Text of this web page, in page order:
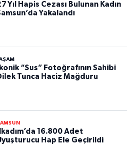
Yıl Hapis Cezası Bulunan Kadın
Yakalandı
İkonik “Sus” Fotoğrafının Sahibi
Tunca Haciz Mağduru
İlkadım’da 16.800 Adet
Hap Ele Geçirildi